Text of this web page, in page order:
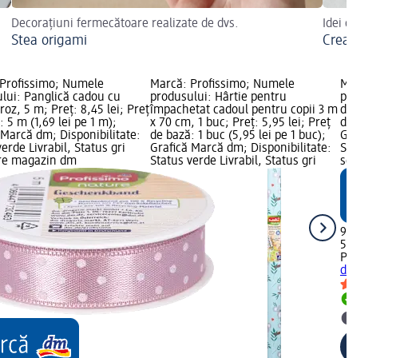
Decorațiuni fermecătoare realizate de dvs.
Stea origami
Idei de bricolaj
Crearea
Numele
Panglică cadou cu
5 m; Preț: 8,45 lei; Preț
5 m (1,69 lei pe 1 m);
dm; Disponibilitate:
Livrabil, Status gri
magazin dm
Marcă: Profissimo; Numele
produsului: Hârtie pentru
împachetat cadoul pentru copii 3 m
x 70 cm, 1 buc; Preț: 5,95 lei; Preț
de bază: 1 buc (5,95 lei pe 1 buc);
Grafică Marcă dm; Disponibilitate:
Status verde Livrabil, Status gri
Marcă:
produsului:
din satin, 5
de bază: 5
Grafică
Status
selectare
9,45 lei
5 m (1,89
Profissimo
din satin, 5